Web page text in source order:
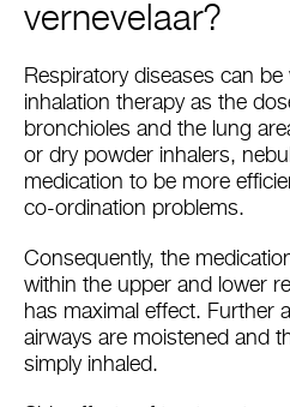
vernevelaar?
Respiratory diseases can
inhalation therapy as the
bronchioles and the lung
or dry powder inhalers,
medication to be more
co-ordination problems.
Consequently, the
within the upper and lower
has maximal effect. Further
airways are moistened and
simply inhaled.